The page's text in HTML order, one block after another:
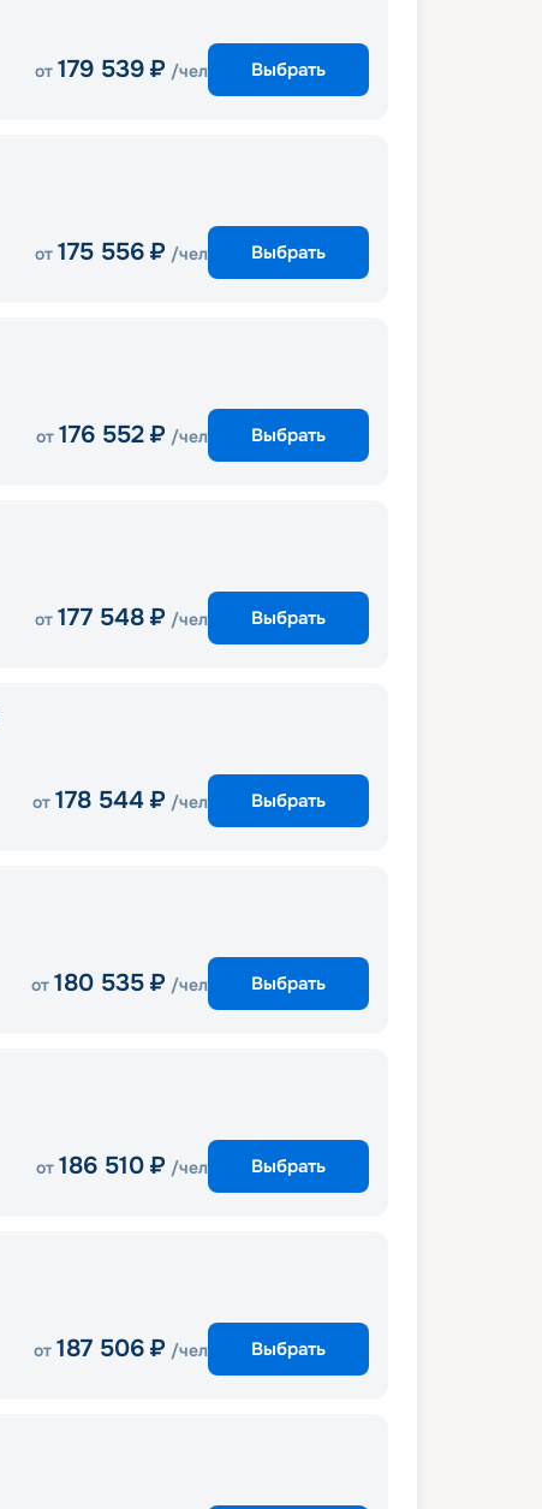
от 179 539 ₽ /чел Выбрать
от 175 556 ₽ /чел Выбрать
от 176 552 ₽ /чел Выбрать
от 177 548 ₽ /чел Выбрать
от 178 544 ₽ /чел Выбрать
от 180 535 ₽ /чел Выбрать
от 186 510 ₽ /чел Выбрать
от 187 506 ₽ /чел Выбрать